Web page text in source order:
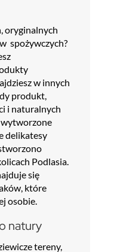
oryginalnych
spożywczych?
w innych
produkt,
i naturalnych
wytworzone
delikatesy
Podlasia.
się
które
osobie.
natury
tereny,